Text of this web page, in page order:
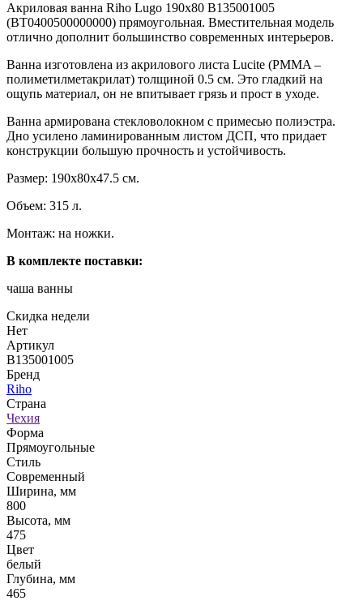
Акриловая ванна Riho Lugo 190x80 B135001005
(BT0400500000000) прямоугольная. Вместительная модель
отлично дополнит большинство современных интерьеров.
Ванна изготовлена из акрилового листа Lucite (PMMA –
полиметилметакрилат) толщиной 0.5 см. Это гладкий на
ощупь материал, он не впитывает грязь и прост в уходе.
Ванна армирована стекловолокном с примесью полиэстра.
Дно усилено ламинированным листом ДСП, что придает
конструкции большую прочность и устойчивость.
Размер: 190x80x47.5 см.
Объем: 315 л.
Монтаж: на ножки.
В комплекте поставки:
чаша ванны
Скидка недели
Нет
Артикул
B135001005
Бренд
Riho
Страна
Чехия
Форма
Прямоугольные
Стиль
Современный
Ширина, мм
800
Высота, мм
475
Цвет
белый
Глубина, мм
465